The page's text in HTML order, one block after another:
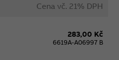
Cena vč. 21% DPH
283,00 Kč
6619A-A06997 B